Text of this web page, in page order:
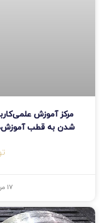
مرکز آموزش
شدن به قطب
17 مرداد 1405